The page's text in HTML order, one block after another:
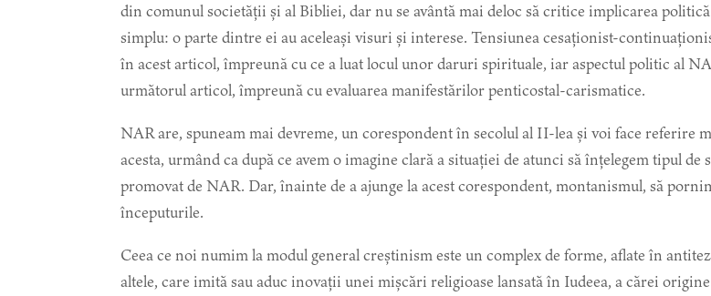
din comunul societății și al Bibliei, dar nu se avântă mai deloc să critice implicarea
simplu: o parte dintre ei au aceleași visuri și interese. Tensiunea cesaționist-
în acest articol, împreună cu ce a luat locul unor daruri spirituale, iar aspectul politic al
următorul articol, împreună cu evaluarea manifestărilor penticostal-carismatice.
NAR are, spuneam mai devreme, un corespondent în secolul al II-lea și voi face referire
acesta, urmând ca după ce avem o imagine clară a situației de atunci să înțelegem tipul de
promovat de NAR. Dar, înainte de a ajunge la acest corespondent, montanismul, să
începuturile.
Ceea ce noi numim la modul general creștinism este un complex de forme, aflate în
altele, care imită sau aduc inovații unei mișcări religioase lansată în Iudeea, a cărei